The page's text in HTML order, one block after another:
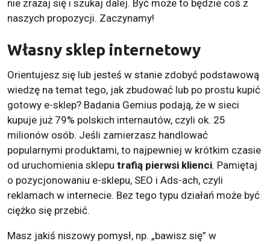
nie zrażaj się i szukaj dalej. Być może to będzie coś z
naszych propozycji. Zaczynamy!
Własny sklep internetowy
Orientujesz się lub jesteś w stanie zdobyć podstawową
wiedzę na temat tego, jak zbudować lub po prostu kupić
gotowy e-sklep? Badania Gemius podają, że w sieci
kupuje już 79% polskich internautów, czyli ok. 25
milionów osób. Jeśli zamierzasz handlować
popularnymi produktami, to najpewniej w krótkim czasie
od uruchomienia sklepu trafią pierwsi klienci. Pamiętaj
o pozycjonowaniu e-sklepu, SEO i Ads-ach, czyli
reklamach w internecie. Bez tego typu działań może być
ciężko się przebić.
Masz jakiś niszowy pomysł, np. „bawisz się” w